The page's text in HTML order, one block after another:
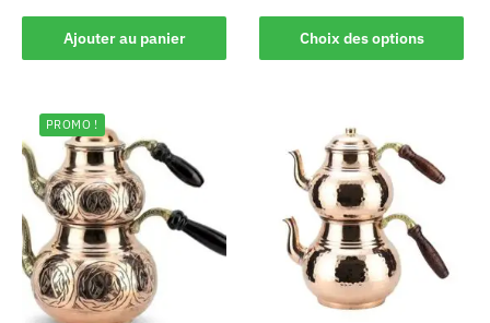
Ajouter au panier Choix des options
PROMO !